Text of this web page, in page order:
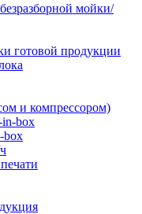
мойки/
готовой продукции
и компрессором)
box
box